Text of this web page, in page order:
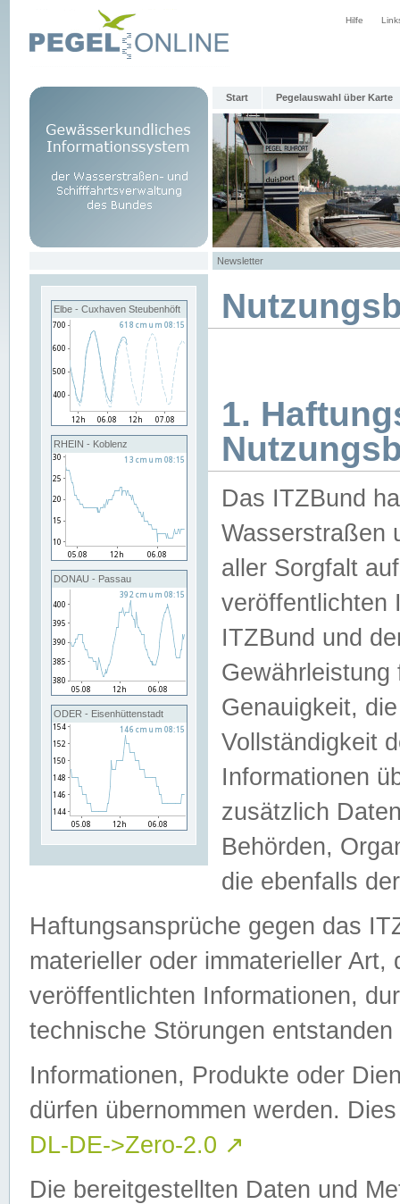
Hilfe
Start Pegelauswahl über Karte
Newsletter
Elbe - Cuxhaven Steubenhöft
RHEIN - Koblenz
DONAU - Passau
ODER - Eisenhüttenstadt
1.
Das ITZBund
Wasserstraßen
aller Sorgfalt
veröffentlichten
ITZBund und
Genauigkeit,
Vollständigkeit
Informationen
zusätzlich
Behörden,
die ebenfalls
Haftungsansprüche gegen das
materieller oder immaterieller
veröffentlichten Informationen,
technische Störungen
Informationen, Produkte oder
dürfen übernommen werden.
DL-DE->Zero-2.0 ↗
Die bereitgestellten Daten und